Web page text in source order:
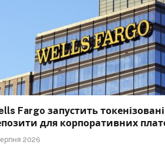
Fargo запустить токенізовані
для корпоративних
2026